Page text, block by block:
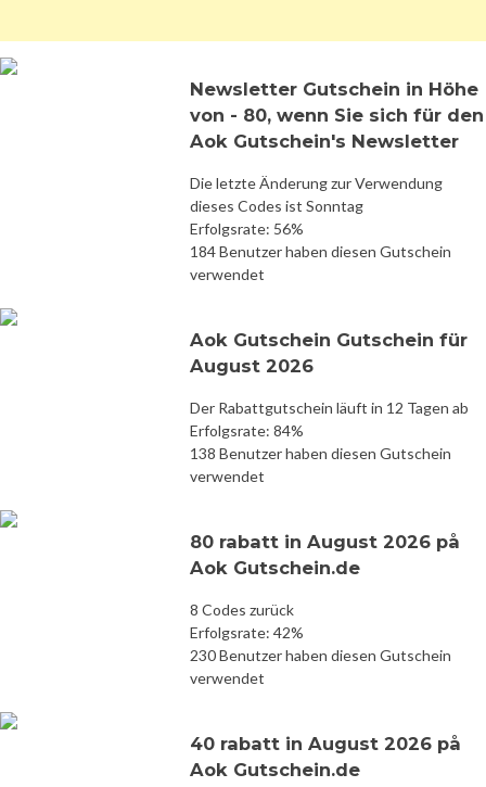
Newsletter Gutschein in Höhe
von - 80, wenn Sie sich für den
Aok Gutschein's Newsletter
Die letzte Änderung zur Verwendung
dieses Codes ist Sonntag
Erfolgsrate: 56%
184 Benutzer haben diesen Gutschein
verwendet
Aok Gutschein Gutschein für
August 2026
Der Rabattgutschein läuft in 12 Tagen ab
Erfolgsrate: 84%
138 Benutzer haben diesen Gutschein
verwendet
80 rabatt in August 2026 på
Aok Gutschein.de
8 Codes zurück
Erfolgsrate: 42%
230 Benutzer haben diesen Gutschein
verwendet
40 rabatt in August 2026 på
Aok Gutschein.de